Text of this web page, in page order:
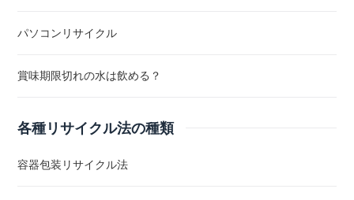
パソコンリサイクル
賞味期限切れの水は飲める？
各種リサイクル法の種類
容器包装リサイクル法